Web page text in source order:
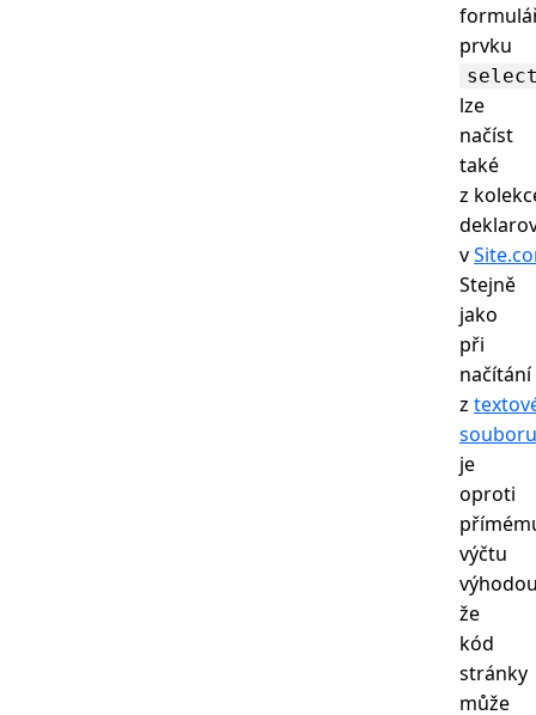
prvku
lze
načíst
také
z
v
Stejně
jako
při
načítání
z
souboru
je
oproti
výčtu
že
kód
stránky
může